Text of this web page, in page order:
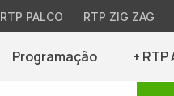
RTP PALCO RTP ZIG ZAG
Programação + RTP